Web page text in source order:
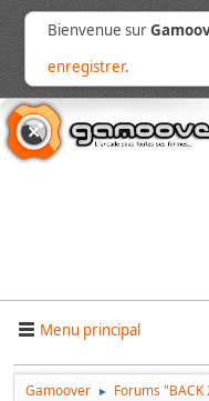
Bienvenue sur
enregistrer.
Menu principal
Gamoover ► Forums "BACK